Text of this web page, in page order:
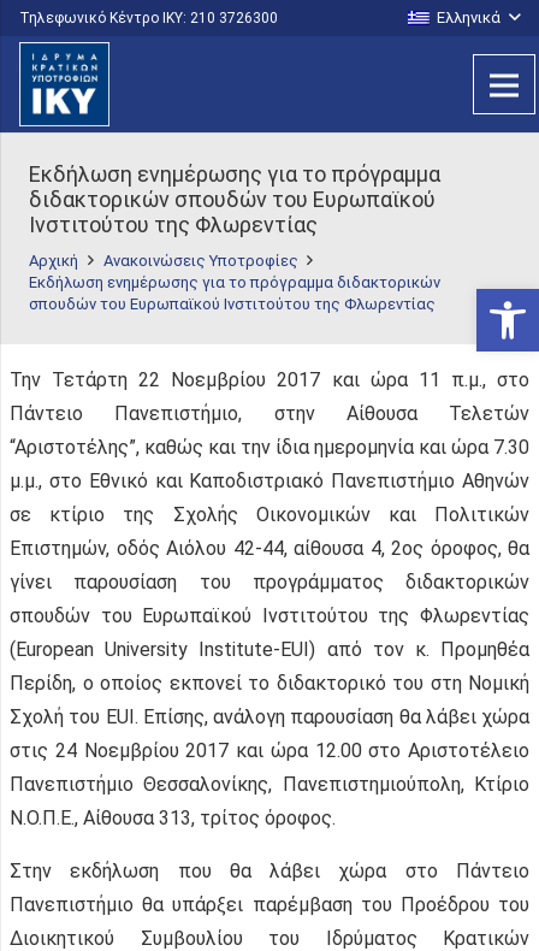
Τηλεφωνικό Κέντρο IKY: 210 3726300 Ελληνικά
Εκδήλωση ενημέρωσης για το πρόγραμμα
διδακτορικών σπουδών του Ευρωπαϊκού
Ινστιτούτου της Φλωρεντίας
Αρχική
Ανακοινώσεις Υποτροφίες
Εκδήλωση ενημέρωσης για το πρόγραμμα διδακτορικών
σπουδών του Ευρωπαϊκού Ινστιτούτου της Φλωρεντίας
Την Τετάρτη 22 Νοεμβρίου 2017 και ώρα 11 π.μ., στο
Πάντειο Πανεπιστήμιο, στην Αίθουσα Τελετών
“Αριστοτέλης”, καθώς και την ίδια ημερομηνία και ώρα 7.30
μ.μ., στο Εθνικό και Καποδιστριακό Πανεπιστήμιο Αθηνών
σε κτίριο της Σχολής Οικονομικών και Πολιτικών
Επιστημών, οδός Αιόλου 42-44, αίθουσα 4, 2ος όροφος, θα
γίνει παρουσίαση του προγράμματος διδακτορικών
σπουδών του Ευρωπαϊκού Ινστιτούτου της Φλωρεντίας
(European University Institute-EUI) από τον κ. Προμηθέα
Περίδη, ο οποίος εκπονεί το διδακτορικό του στη Νομική
Σχολή του EUI. Επίσης, ανάλογη παρουσίαση θα λάβει χώρα
στις 24 Νοεμβρίου 2017 και ώρα 12.00 στο Αριστοτέλειο
Πανεπιστήμιο Θεσσαλονίκης, Πανεπιστημιούπολη, Κτίριο
Ν.Ο.Π.Ε., Αίθουσα 313, τρίτος όροφος.
Στην εκδήλωση που θα λάβει χώρα στο Πάντειο
Πανεπιστήμιο θα υπάρξει παρέμβαση του Προέδρου του
Διοικητικού Συμβουλίου του Ιδρύματος Κρατικών